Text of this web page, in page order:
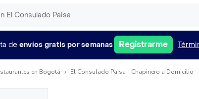
de envíos gratis por semanas Registrarme
en Bogotá El Consulado Paisa - Chapinero a Domicilio